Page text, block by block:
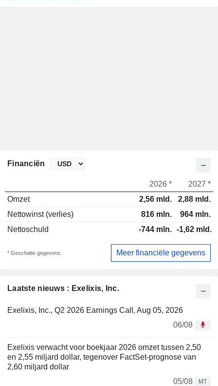
Laatste nieuws : Exelixis, Inc.
Exelixis, Inc., Q2 2026 Earnings Call, Aug 05, 2026
06/08
Exelixis verwacht voor boekjaar 2026 omzet tussen 2,50
en 2,55 miljard dollar, tegenover FactSet-prognose van
2,60 miljard dollar
05/08
MT
Financiën
2026 *
2027 *
Omzet
2,56 mld.
2,88 mld.
Nettowinst (verlies)
816 mln.
964 mln.
Nettoschuld
-744 mln. -1,62 mld.
* Geschatte gegevens Meer financiële gegevens